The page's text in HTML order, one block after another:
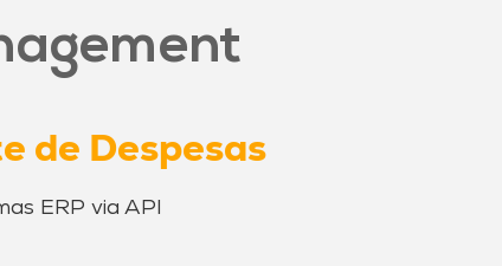
de Despesas
ERP via API